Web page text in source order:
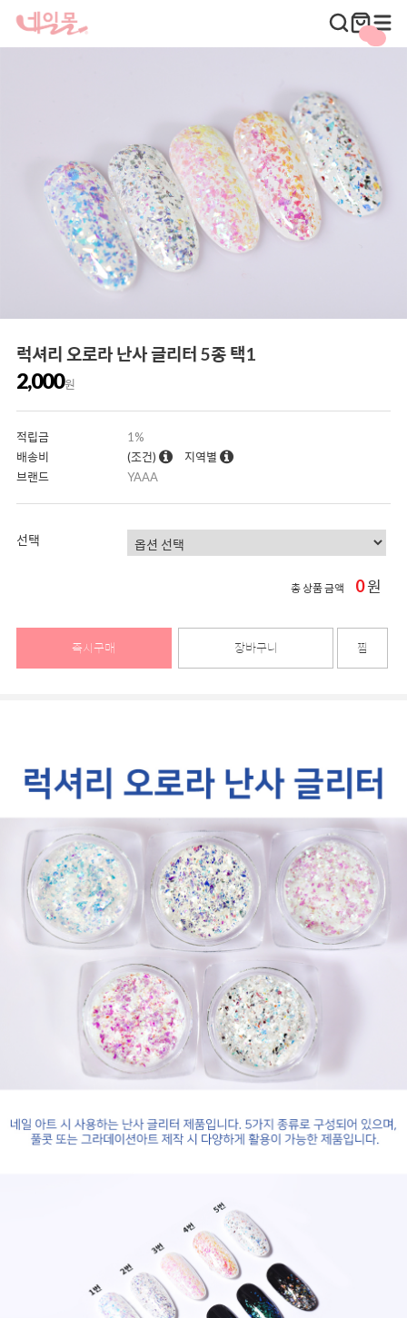
럭셔리 오로라 난사 글리터 5종 택1
2,000원
적립금
1%
배송비
(조건)
지역별
브랜드
YAAA
선택
총 상품 금액 0원
즉시구매 장바구니 찜